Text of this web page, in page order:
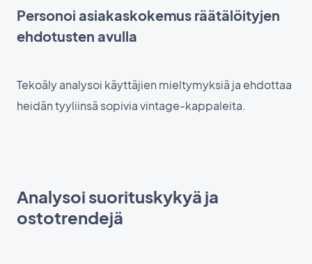
Personoi asiakaskokemus räätälöityjen
ehdotusten avulla
Tekoäly analysoi käyttäjien mieltymyksiä ja ehdottaa
heidän tyyliinsä sopivia vintage-kappaleita.
Analysoi suorituskykyä ja
ostotrendejä